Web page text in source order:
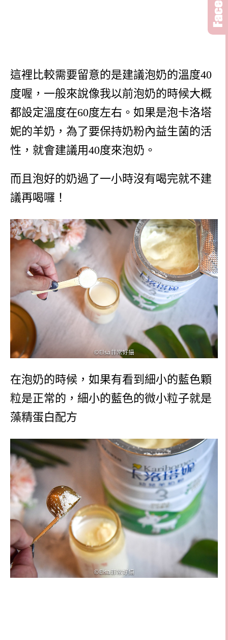
這裡比較需要留意的是建議泡奶的溫度40
度喔，一般來說像我以前泡奶的時候大概
都設定溫度在60度左右。如果是泡卡洛塔
妮的羊奶，為了要保持奶粉內益生菌的活
性，就會建議用40度來泡奶。
而且泡好的奶過了一小時沒有喝完就不建
議再喝囉！
在泡奶的時候，如果有看到細小的藍色顆
粒是正常的，細小的藍色的微小粒子就是
藻精蛋白配方